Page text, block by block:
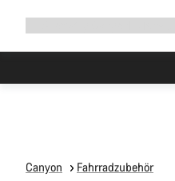
Canyon Fahrradzubehör